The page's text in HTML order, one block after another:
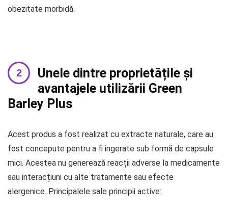
obezitate morbidă.
Unele dintre proprietățile și
avantajele utilizării Green
Barley Plus
Acest produs a fost realizat cu extracte naturale, care au
fost concepute pentru a fi ingerate sub formă de capsule
mici. Acestea nu generează reacții adverse la medicamente
sau interacțiuni cu alte tratamente sau efecte
alergenice. Principalele sale principii active: